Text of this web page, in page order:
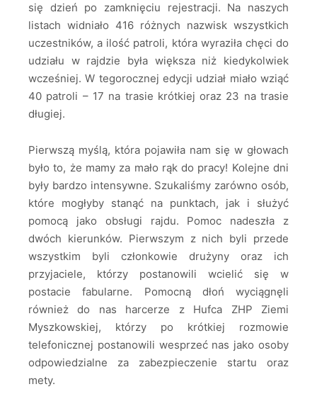
się dzień po zamknięciu rejestracji. Na naszych
listach widniało 416 różnych nazwisk wszystkich
uczestników, a ilość patroli, która wyraziła chęci do
udziału w rajdzie była większa niż kiedykolwiek
wcześniej. W tegorocznej edycji udział miało wziąć
40 patroli – 17 na trasie krótkiej oraz 23 na trasie
długiej.
Pierwszą myślą, która pojawiła nam się w głowach
było to, że mamy za mało rąk do pracy! Kolejne dni
były bardzo intensywne. Szukaliśmy zarówno osób,
które mogłyby stanąć na punktach, jak i służyć
pomocą jako obsługi rajdu. Pomoc nadeszła z
dwóch kierunków. Pierwszym z nich byli przede
wszystkim byli członkowie drużyny oraz ich
przyjaciele, którzy postanowili wcielić się w
postacie fabularne. Pomocną dłoń wyciągnęli
również do nas harcerze z Hufca ZHP Ziemi
Myszkowskiej, którzy po krótkiej rozmowie
telefonicznej postanowili wesprzeć nas jako osoby
odpowiedzialne za zabezpieczenie startu oraz
mety.